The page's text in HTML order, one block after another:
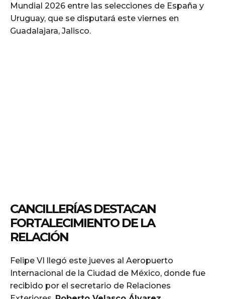
Mundial 2026 entre las selecciones de España y
Uruguay, que se disputará este viernes en
Guadalajara, Jalisco.
CANCILLERÍAS DESTACAN
FORTALECIMIENTO DE LA
RELACIÓN
Felipe VI llegó este jueves al Aeropuerto
Internacional de la Ciudad de México, donde fue
recibido por el secretario de Relaciones